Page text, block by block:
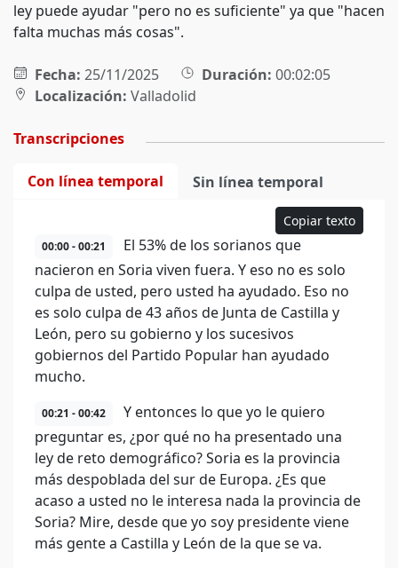
ley puede ayudar "pero no es suficiente" ya que "hacen
falta muchas más cosas".
Fecha: 25/11/2025 Duración: 00:02:05
Localización: Valladolid
Transcripciones
Con línea temporal Sin línea temporal
Copiar texto
00:00 - 00:21
El 53% de los sorianos que
nacieron en Soria viven fuera. Y eso no es solo
culpa de usted, pero usted ha ayudado. Eso no
es solo culpa de 43 años de Junta de Castilla y
León, pero su gobierno y los sucesivos
gobiernos del Partido Popular han ayudado
mucho.
00:21 - 00:42
Y entonces lo que yo le quiero
preguntar es, ¿por qué no ha presentado una
ley de reto demográfico? Soria es la provincia
más despoblada del sur de Europa. ¿Es que
acaso a usted no le interesa nada la provincia de
Soria? Mire, desde que yo soy presidente viene
más gente a Castilla y León de la que se va.